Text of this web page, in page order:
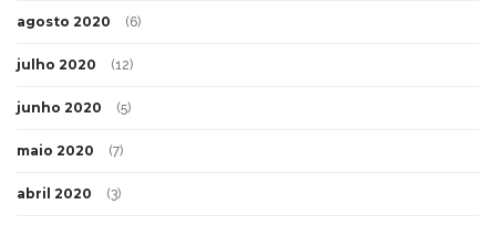
agosto 2020 (6)
julho 2020 (12)
junho 2020 (5)
maio 2020 (7)
abril 2020 (3)